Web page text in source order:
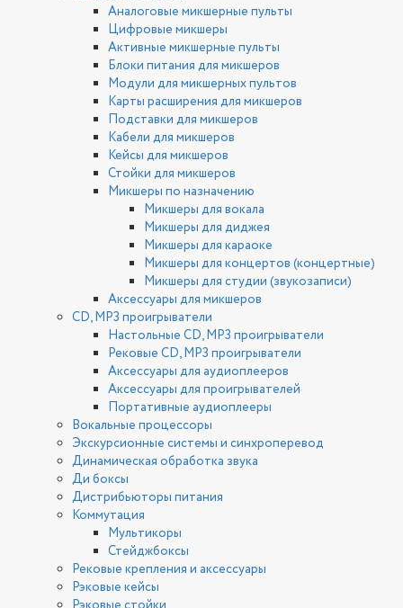
Аналоговые микшерные пульты
Цифровые микшеры
Активные микшерные пульты
Блоки питания для микшеров
Модули для микшерных пультов
Карты расширения для микшеров
Подставки для микшеров
Кабели для микшеров
Кейсы для микшеров
Стойки для микшеров
Микшеры по назначению
Микшеры для вокала
Микшеры для диджея
Микшеры для караоке
Микшеры для концертов (концертные)
Микшеры для студии (звукозаписи)
Аксессуары для микшеров
CD, MP3 проигрыватели
Настольные CD, MP3 проигрыватели
Рековые CD, MP3 проигрыватели
Аксессуары для аудиоплееров
Аксессуары для проигрывателей
Портативные аудиоплееры
Вокальные процессоры
Экскурсионные системы и синхроперевод
Динамическая обработка звука
Ди боксы
Дистрибьюторы питания
Коммутация
Мультикоры
Стейджбоксы
Рековые крепления и аксессуары
Рэковые кейсы